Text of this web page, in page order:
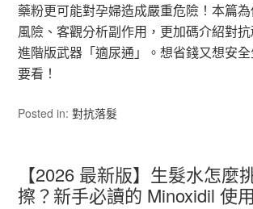
藥粉更可能對孕婦造成嚴重危險！本篇
風險、客觀分析副作用，更加碼介紹對
進階版武器「適尿通」。想省錢又想安
要看！
Posted in:對抗落髮
【2026 最新版】生髮水怎麼
擦？新手必讀的 Minoxidil 使